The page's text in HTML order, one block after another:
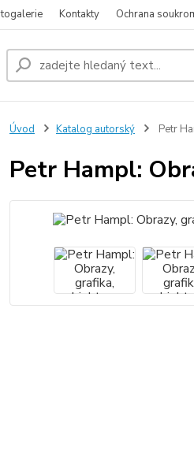
Kontakty Ochrana
Úvod Katalog autorský Petr
Petr Hampl: